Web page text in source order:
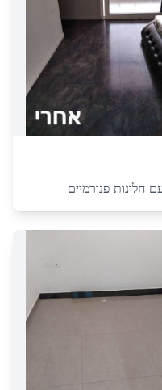
חלונות פנורמיים